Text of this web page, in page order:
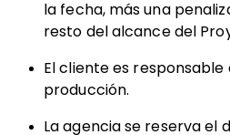
la fecha, más una
resto del alcance del
El cliente es responsable
producción.
La agencia se reserva el